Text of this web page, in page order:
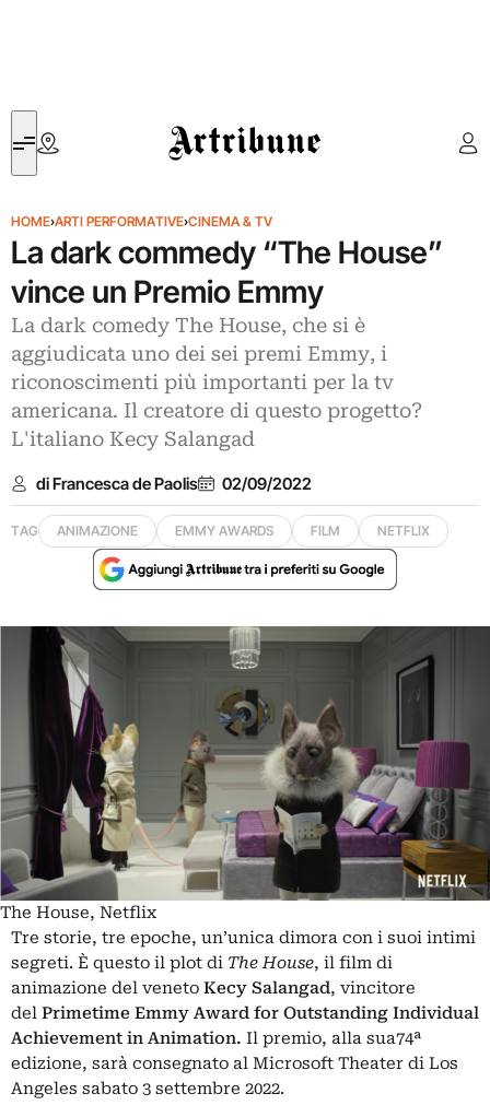
Artribune
HOME›ARTI PERFORMATIVE›CINEMA & TV
La dark commedy “The House”
vince un Premio Emmy
La dark comedy The House, che si è
aggiudicata uno dei sei premi Emmy, i
riconoscimenti più importanti per la tv
americana. Il creatore di questo progetto?
L'italiano Kecy Salangad
di Francesca de Paolis 02/09/2022
TAG ANIMAZIONE EMMY AWARDS FILM NETFLIX
The House, Netflix
Tre storie, tre epoche, un’unica dimora con i suoi intimi
segreti. È questo il plot di The House, il film di
animazione del veneto Kecy Salangad, vincitore
del Primetime Emmy Award for Outstanding Individual
Achievement in Animation. Il premio, alla sua74ª
edizione, sarà consegnato al Microsoft Theater di Los
Angeles sabato 3 settembre 2022.